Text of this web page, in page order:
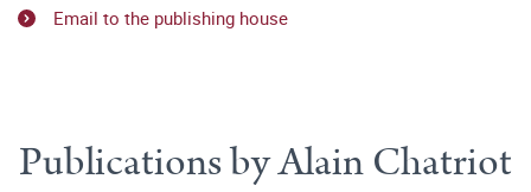
Email to the publishing house
Publications by Alain Chatriot